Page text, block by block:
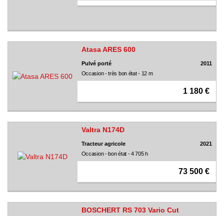
Atasa ARES 600
Pulvé porté
2011
Occasion - très bon état - 12 m
1 180 €
Valtra N174D
Tracteur agricole
2021
Occasion - bon état - 4 705 h
73 500 €
BOSCHERT RS 703 Vario Cut